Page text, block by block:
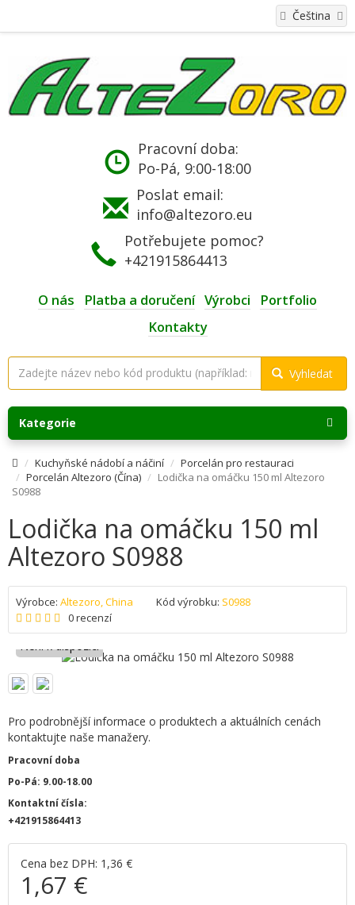
Čeština
Pracovní doba:
Po-Pá, 9:00-18:00
Poslat email:
info@altezoro.eu
Potřebujete pomoc?
+421915864413
O nás Platba a doručení Výrobci
Portfolio
Kontakty
Vyhledat
Kategorie
Kuchyňské nádobí a náčiní
Porcelán pro restauraci
Porcelán Altezoro (Čína)
Lodička na omáčku 150 ml Altezoro
S0988
Lodička na omáčku 150 ml
Altezoro S0988
Výrobce: Altezoro, China Kód výrobku: S0988
0 recenzí
Pro podrobnější informace o produktech a aktuálních cenách
kontaktujte naše manažery.
Pracovní doba
Po-Pá: 9.00-18.00
Kontaktní čísla:
+421915864413
Cena bez DPH: 1,36 €
1,67 €